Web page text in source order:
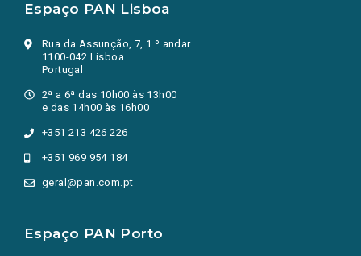
Espaço PAN Lisboa
Rua da Assunção, 7, 1.º andar
1100-042 Lisboa
Portugal
2ª a 6ª das 10h00 às 13h00
e das 14h00 às 16h00
+351 213 426 226
+351 969 954 184
geral@pan.com.pt
Espaço PAN Porto